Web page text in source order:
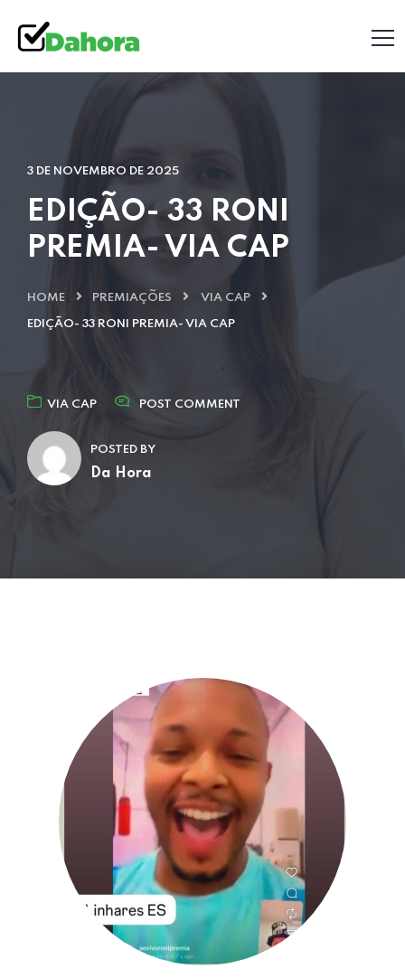
3 DE NOVEMBRO DE 2025
EDIÇÃO- 33 RONI
PREMIA- VIA CAP
HOME PREMIAÇÕES VIA CAP
EDIÇÃO- 33 RONI PREMIA- VIA CAP
VIA CAP POST COMMENT
POSTED BY
Da Hora